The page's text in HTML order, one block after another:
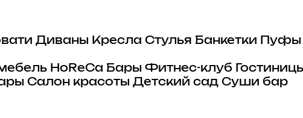
Диваны Кресла Стулья Банкетки Пуфы
HoReCa Бары Фитнес-клуб
Салон красоты Детский сад Суши бар